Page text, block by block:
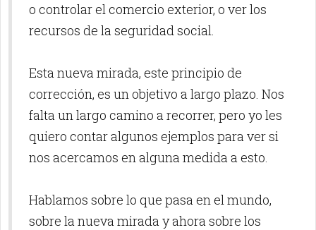
o controlar el comercio exterior, o ver los
recursos de la seguridad social.
Esta nueva mirada, este principio de
corrección, es un objetivo a largo plazo. Nos
falta un largo camino a recorrer, pero yo les
quiero contar algunos ejemplos para ver si
nos acercamos en alguna medida a esto.
Hablamos sobre lo que pasa en el mundo,
sobre la nueva mirada y ahora sobre los